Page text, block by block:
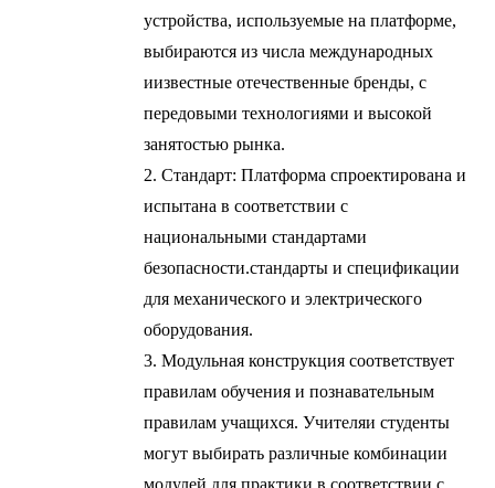
устройства, используемые на платформе,
выбираются из числа международных
иизвестные отечественные бренды, с
передовыми технологиями и высокой
занятостью рынка.
2. Стандарт: Платформа спроектирована и
испытана в соответствии с
национальными стандартами
безопасности.стандарты и спецификации
для механического и электрического
оборудования.
3. Модульная конструкция соответствует
правилам обучения и познавательным
правилам учащихся. Учителяи студенты
могут выбирать различные комбинации
модулей для практики в соответствии с